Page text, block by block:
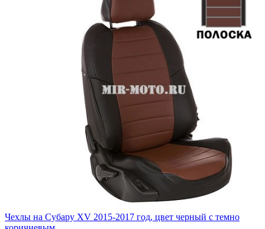
Чехлы на Субару XV 2015-2017 год, цвет черный с темно